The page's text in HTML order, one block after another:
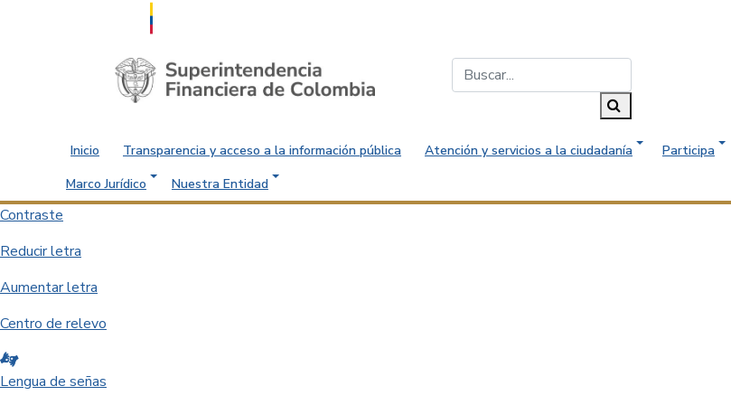
Saltar al contenido principal
Inicio Transparencia y acceso a la información pública Atención y servicios a la ciudadanía Participa
Marco Jurídico
Nuestra Entidad
Contraste
Reducir letra
Aumentar letra
Centro de relevo
Lengua de señas